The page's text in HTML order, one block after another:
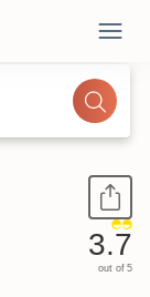
3.7
out of 5